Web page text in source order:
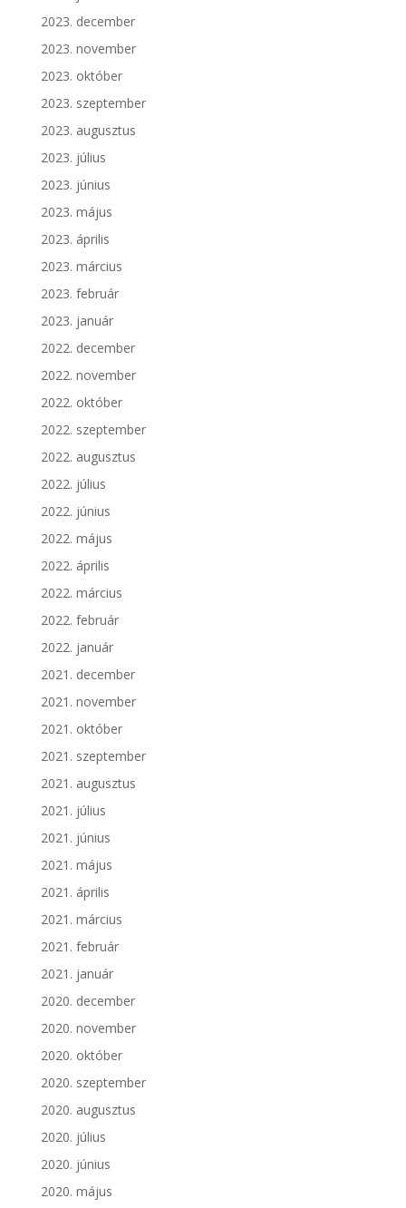
2023. december
2023. november
2023. október
2023. szeptember
2023. augusztus
2023. július
2023. június
2023. május
2023. április
2023. március
2023. február
2023. január
2022. december
2022. november
2022. október
2022. szeptember
2022. augusztus
2022. július
2022. június
2022. május
2022. április
2022. március
2022. február
2022. január
2021. december
2021. november
2021. október
2021. szeptember
2021. augusztus
2021. július
2021. június
2021. május
2021. április
2021. március
2021. február
2021. január
2020. december
2020. november
2020. október
2020. szeptember
2020. augusztus
2020. július
2020. június
2020. május